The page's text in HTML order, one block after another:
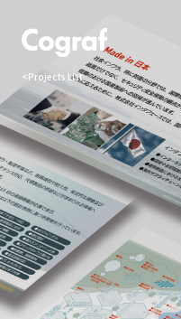
<Projects List